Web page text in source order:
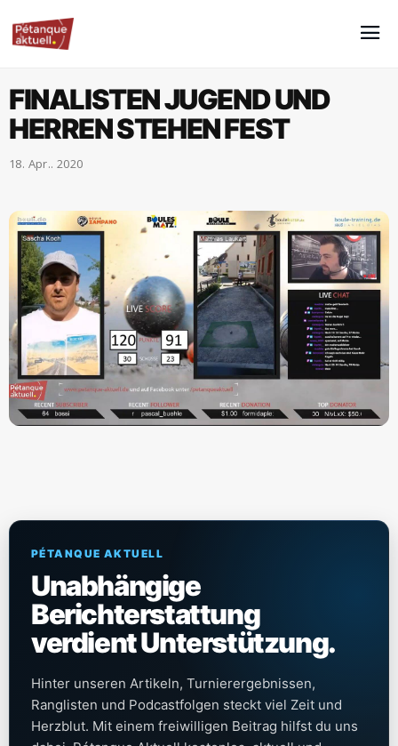
FINALISTEN JUGEND UND
HERREN STEHEN FEST
18. Apr.. 2020
PÉTANQUE AKTUELL
Unabhängige
Berichterstattung
verdient Unterstützung.
Hinter unseren Artikeln, Turnierergebnissen,
Ranglisten und Podcastfolgen steckt viel Zeit und
Herzblut. Mit einem freiwilligen Beitrag hilfst du uns